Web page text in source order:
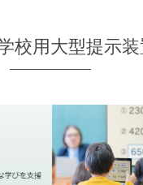
校用大型提示装